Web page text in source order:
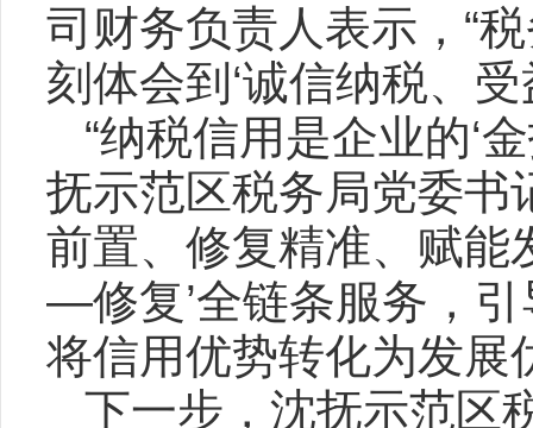
司财务负责人表示，“
刻体会到‘诚信纳税、受
“纳税信用是企业的‘
抚示范区税务局党委书
前置、修复精准、赋
—修复’全链条服务，引
将信用优势转化为发展
下一步，沈抚示范区